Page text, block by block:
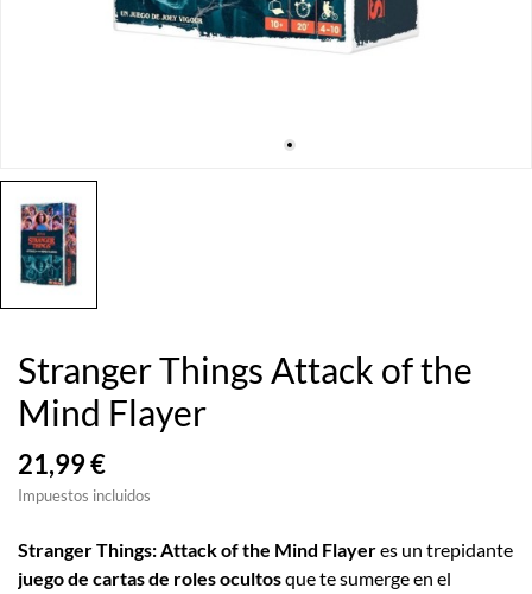
Stranger Things Attack of the
Mind Flayer
21,99 €
Impuestos incluidos
Stranger Things: Attack of the Mind Flayeres un trepidante
juego de cartas de roles ocultosque te sumerge en el